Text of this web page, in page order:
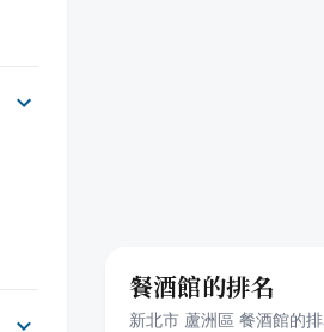
餐酒館的排名
新北市 蘆洲區 餐酒館的